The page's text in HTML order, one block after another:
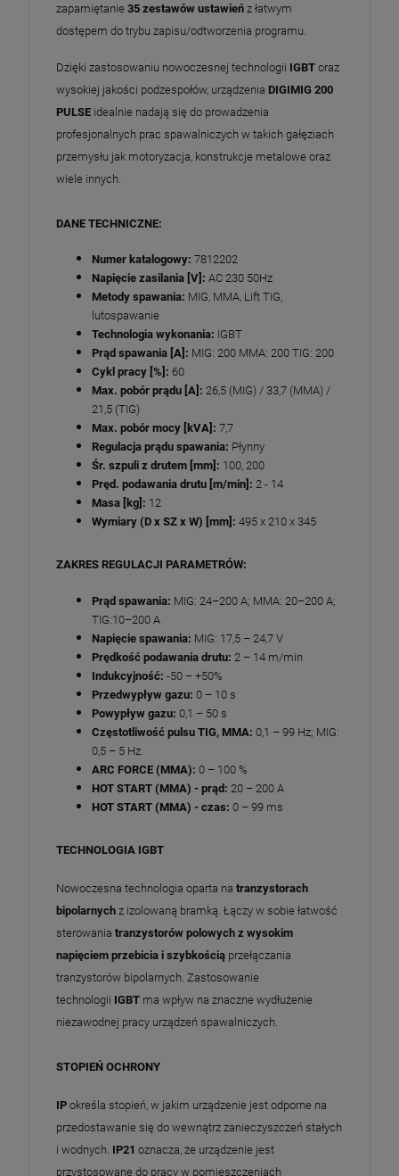
zapamiętanie 35 zestawów ustawień z łatwym
dostępem do trybu zapisu/odtworzenia programu.
Dzięki zastosowaniu nowoczesnej technologii IGBT oraz
wysokiej jakości podzespołów, urządzenia DIGIMIG 200
PULSE idealnie nadają się do prowadzenia
profesjonalnych prac spawalniczych w takich gałęziach
przemysłu jak motoryzacja, konstrukcje metalowe oraz
wiele innych.
DANE TECHNICZNE:
Numer katalogowy: 7812202
Napięcie zasilania [V]: AC 230 50Hz
Metody spawania: MIG, MMA, Lift TIG,
lutospawanie
Technologia wykonania: IGBT
Prąd spawania [A]: MIG: 200 MMA: 200 TIG: 200
Cykl pracy [%]: 60
Max. pobór prądu [A]: 26,5 (MIG) / 33,7 (MMA) /
21,5 (TIG)
Max. pobór mocy [kVA]: 7,7
Regulacja prądu spawania: Płynny
Śr. szpuli z drutem [mm]: 100, 200
Pręd. podawania drutu [m/min]: 2 - 14
Masa [kg]: 12
Wymiary (D x SZ x W) [mm]: 495 x 210 x 345
ZAKRES REGULACJI PARAMETRÓW:
Prąd spawania: MIG: 24–200 A; MMA: 20–200 A;
TIG:10–200 A
Napięcie spawania: MIG: 17,5 – 24,7 V
Prędkość podawania drutu: 2 – 14 m/min
Indukcyjność: -50 – +50%
Przedwypływ gazu: 0 – 10 s
Powypływ gazu: 0,1 – 50 s
Częstotliwość pulsu TIG, MMA: 0,1 – 99 Hz; MIG:
0,5 – 5 Hz.
ARC FORCE (MMA): 0 – 100 %
HOT START (MMA) - prąd: 20 – 200 A
HOT START (MMA) - czas: 0 – 99 ms
TECHNOLOGIA IGBT
Nowoczesna technologia oparta na tranzystorach
bipolarnych z izolowaną bramką. Łączy w sobie łatwość
sterowania tranzystorów polowych z wysokim
napięciem przebicia i szybkością przełączania
tranzystorów bipolarnych. Zastosowanie
technologii IGBT ma wpływ na znaczne wydłużenie
niezawodnej pracy urządzeń spawalniczych.
STOPIEŃ OCHRONY
IP określa stopień, w jakim urządzenie jest odporne na
przedostawanie się do wewnątrz zanieczyszczeń stałych
i wodnych. IP21 oznacza, że urządzenie jest
przystosowane do pracy w pomieszczeniach